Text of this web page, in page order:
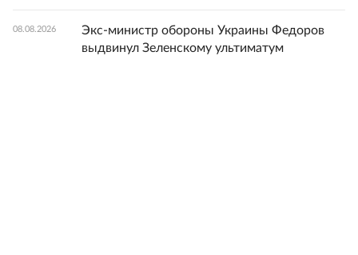
08.08.2026
Экс-министр обороны Украины Федоров
выдвинул Зеленскому ультиматум